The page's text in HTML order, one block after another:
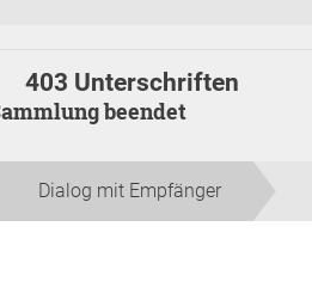
403 Unterschriften
Sammlung beendet
Dialog mit Empfänger